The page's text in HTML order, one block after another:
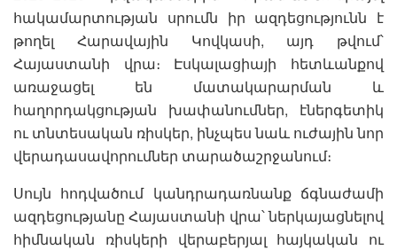
հակամարտության սրումն իր ազդեցությունն է
թողել Հարավային Կովկասի, այդ թվում՝
Հայաստանի վրա։ Էսկալացիայի հետևանքով
առաջացել են մատակարարման և
հաղորդակցության խափանումներ, էներգետիկ
ու տնտեսական ռիսկեր, ինչպես նաև ուժային նոր
վերադասավորումներ տարածաշրջանում։
Սույն հոդվածում կանդրադառնանք ճգնաժամի
ազդեցությանը Հայաստանի վրա՝ ներկայացնելով
հիմնական ռիսկերի վերաբերյալ հայկական ու